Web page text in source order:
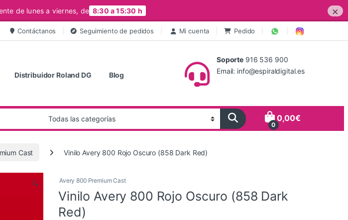
de lunes a viernes, de 8:30 a 15:30 h ×
Contáctanos Seguimiento de pedidos Mi cuenta Pedido
Distribuidor Roland DG Blog
Soporte 916 536 900
Email: info@espiraldigital.es
0
0,00€
Cast Vinilo Avery 800 Rojo Oscuro (858 Dark Red)
🔍 Avery 800 Premium Cast
Vinilo Avery 800 Rojo Oscuro (858 Dark
Red)